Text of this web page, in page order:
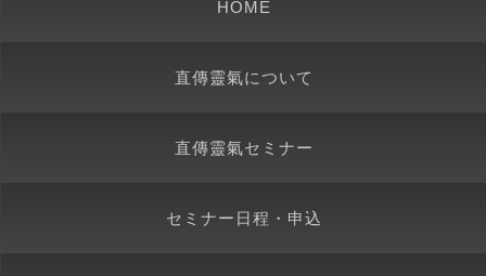
HOME
直傳靈氣について
直傳靈氣セミナー
セミナー日程・申込